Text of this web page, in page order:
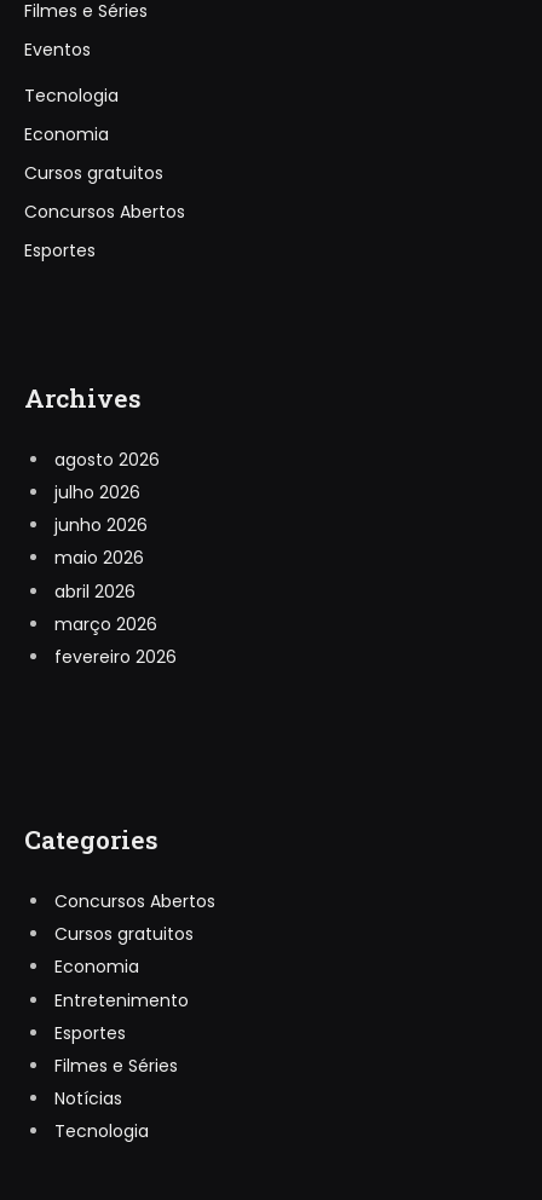
Filmes e Séries
Eventos
Tecnologia
Economia
Cursos gratuitos
Concursos Abertos
Esportes
Archives
agosto 2026
julho 2026
junho 2026
maio 2026
abril 2026
março 2026
fevereiro 2026
Categories
Concursos Abertos
Cursos gratuitos
Economia
Entretenimento
Esportes
Filmes e Séries
Notícias
Tecnologia